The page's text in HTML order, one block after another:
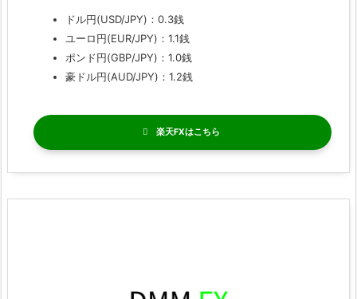
ドル円(USD/JPY)：0.3銭
ユーロ円(EUR/JPY)：1.1銭
ポンド円(GBP/JPY)：1.0銭
豪ドル円(AUD/JPY)：1.2銭
楽天FX